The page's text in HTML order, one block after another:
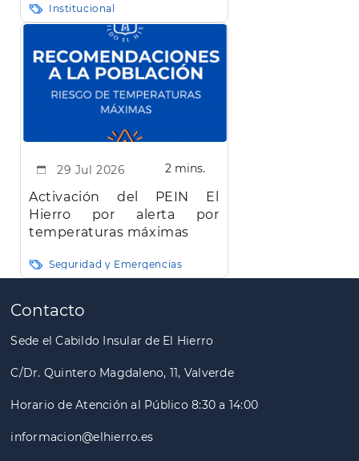
Hierro"
Institucional
29 Jul 2026 2 mins.
Activación del PEIN El
Hierro por alerta por
temperaturas máximas
Seguridad y Emergencias
Paginación
Contacto
Sede el Cabildo Insular de El Hierro
C/Dr. Quintero Magdaleno, 11, Valverde
Horario de Atención al Público 8:30 a 14:00
informacion@elhierro.es